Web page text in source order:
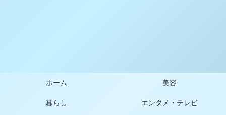
ホーム 美容
暮らし エンタメ・テレビ